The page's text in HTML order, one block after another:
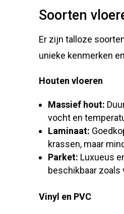
Soorten
Er zijn talloze
unieke kenmerken
Houten vloeren
Massief hout:
vocht en
Laminaat:
krassen, maar
Parket: Luxueus
beschikbaar zoals
Vinyl en PVC